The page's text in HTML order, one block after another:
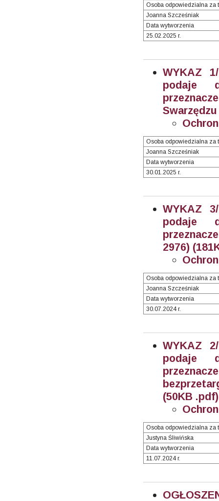
Osoba odpowiedzialna za
Joanna Szcześniak
Data wytworzenia
25.02.2025 r.
WYKAZ
podaje
Osoba odpowiedzialna za
Joanna Szcześniak
Data wytworzenia
30.01.2025 r.
WYKAZ
podaje
2976)
Osoba odpowiedzialna za
Joanna Szcześniak
Data wytworzenia
30.07.2024 r.
WYKAZ
podaje
(50KB .pdf)
Osoba odpowiedzialna za
Justyna Śliwińska
Data wytworzenia
11.07.2024 r.